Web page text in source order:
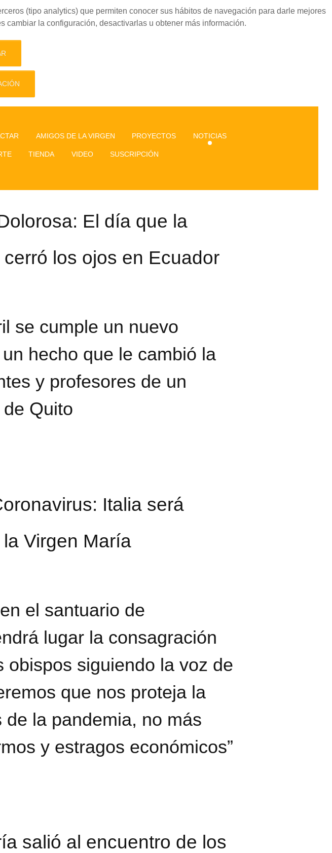
(tipo analytics) que permiten conocer sus hábitos de navegación para darle mejores
la configuración, desactivarlas u obtener más información.
AMIGOS DE LA VIRGEN PROYECTOS NOTICIAS
TIENDA VIDEO SUSCRIPCIÓN
El día que la
los ojos en Ecuador
se cumple un nuevo
hecho que le cambió la
y profesores de un
Quito
Italia será
Virgen María
el santuario de
lugar la consagración
obispos siguiendo la voz de
que nos proteja la
de la pandemia, no más
y estragos económicos”
salió al encuentro de los